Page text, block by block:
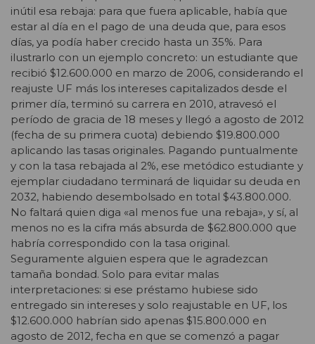
inútil esa rebaja: para que fuera aplicable, había que
estar al día en el pago de una deuda que, para esos
días, ya podía haber crecido hasta un 35%. Para
ilustrarlo con un ejemplo concreto: un estudiante que
recibió $12.600.000 en marzo de 2006, considerando el
reajuste UF más los intereses capitalizados desde el
primer día, terminó su carrera en 2010, atravesó el
período de gracia de 18 meses y llegó a agosto de 2012
(fecha de su primera cuota) debiendo $19.800.000
aplicando las tasas originales. Pagando puntualmente
y con la tasa rebajada al 2%, ese metódico estudiante y
ejemplar ciudadano terminará de liquidar su deuda en
2032, habiendo desembolsado en total $43.800.000.
No faltará quien diga «al menos fue una rebaja», y sí, al
menos no es la cifra más absurda de $62.800.000 que
habría correspondido con la tasa original.
Seguramente alguien espera que le agradezcan
tamaña bondad. Solo para evitar malas
interpretaciones: si ese préstamo hubiese sido
entregado sin intereses y solo reajustable en UF, los
$12.600.000 habrían sido apenas $15.800.000 en
agosto de 2012, fecha en que se comenzó a pagar